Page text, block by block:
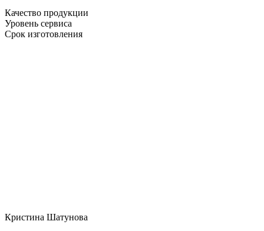
Качество продукции
Уровень сервиса
Срок изготовления
Кристина Шатунова